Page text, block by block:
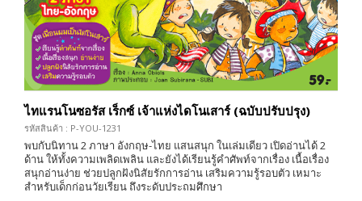
ไทแรนโนซอรัส เร็กซ์ เจ้าแห่งไดโนเสาร์ (ฉบับปรับปรุง)
รหัสสินค้า : P-YOU-1231
พบกับนิทาน 2 ภาษา อังกฤษ-ไทย แสนสนุก ในเล่มเดียว เปิดอ่านได้ 2
ด้าน ให้ทั้งความเพลิดเพลิน และยังได้เรียนรู้คำศัพท์จากเรื่อง เนื้อเรื่อง
สนุกอ่านง่าย ช่วยปลูกฝังนิสัยรักการอ่าน เสริมความรู้รอบตัว เหมาะ
สำหรับเด็กก่อนวัยเรียน ถึงระดับประถมศึกษา